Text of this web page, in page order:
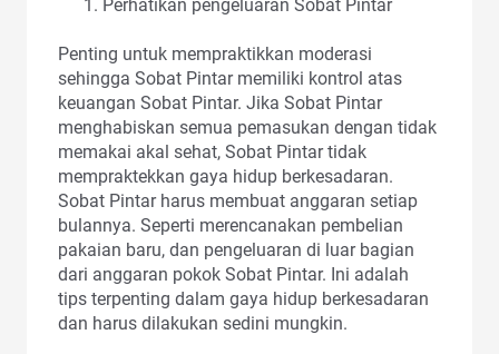
Perhatikan pengeluaran Sobat Pintar
Penting untuk mempraktikkan moderasi
sehingga Sobat Pintar memiliki kontrol atas
keuangan Sobat Pintar. Jika Sobat Pintar
menghabiskan semua pemasukan dengan tidak
memakai akal sehat, Sobat Pintar tidak
mempraktekkan gaya hidup berkesadaran.
Sobat Pintar harus membuat anggaran setiap
bulannya. Seperti merencanakan pembelian
pakaian baru, dan pengeluaran di luar bagian
dari anggaran pokok Sobat Pintar. Ini adalah
tips terpenting dalam gaya hidup berkesadaran
dan harus dilakukan sedini mungkin.